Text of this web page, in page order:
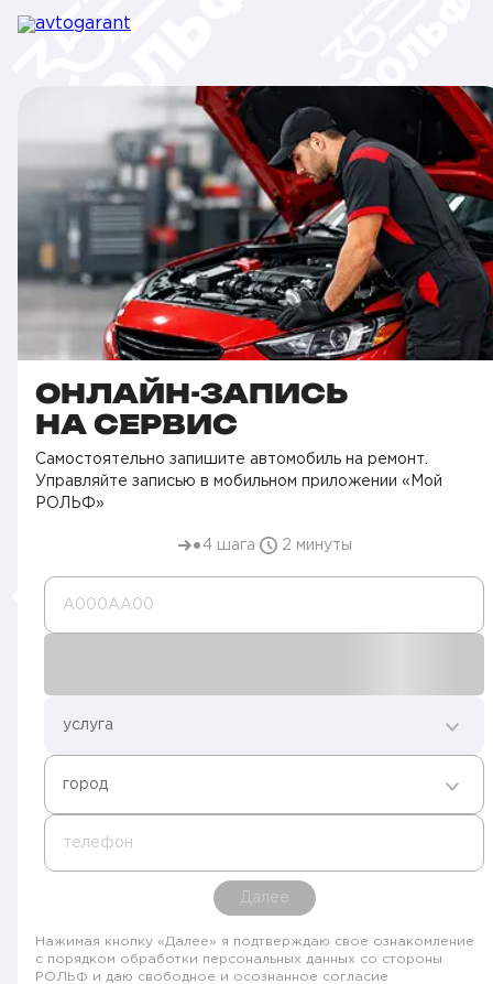
ОНЛАЙН-ЗАПИСЬ
НА СЕРВИС
Самостоятельно запишите автомобиль на ремонт.
Управляйте записью в мобильном приложении «Мой
РОЛЬФ»
4 шага 2 минуты
А000AA00
услуга
город
телефон
Далее
Нажимая кнопку «Далее» я подтверждаю свое ознакомление
с порядком обработки персональных данных со стороны
РОЛЬФ и даю свободное и осознанное согласие